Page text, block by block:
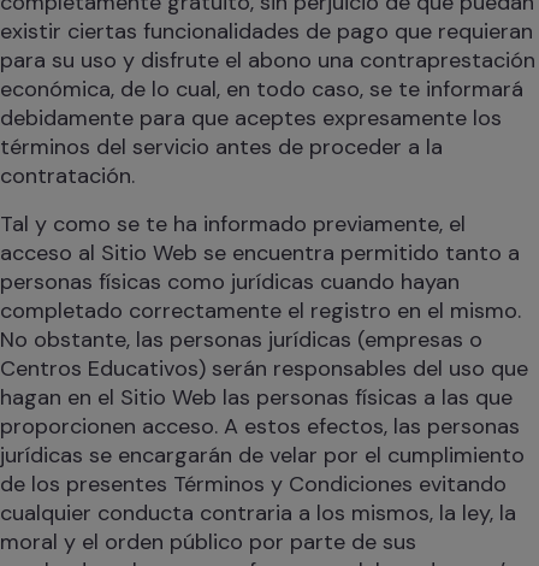
existir ciertas funcionalidades de pago que requieran
para su uso y disfrute el abono una contraprestación
económica, de lo cual, en todo caso, se te informará
debidamente para que aceptes expresamente los
términos del servicio antes de proceder a la
contratación.
Tal y como se te ha informado previamente, el
acceso al Sitio Web se encuentra permitido tanto a
personas físicas como jurídicas cuando hayan
completado correctamente el registro en el mismo.
No obstante, las personas jurídicas (empresas o
Centros Educativos) serán responsables del uso que
hagan en el Sitio Web las personas físicas a las que
proporcionen acceso. A estos efectos, las personas
jurídicas se encargarán de velar por el cumplimiento
de los presentes Términos y Condiciones evitando
cualquier conducta contraria a los mismos, la ley, la
moral y el orden público por parte de sus